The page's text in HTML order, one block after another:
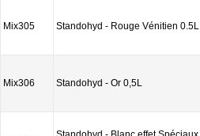
Mix305 Standohyd - Rouge Vénitien 0.5L
Mix306 Standohyd - Or 0,5L